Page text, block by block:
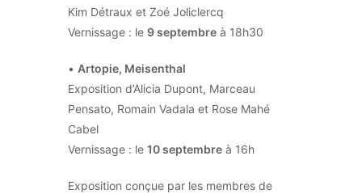
Kim Détraux et Zoé Joliclercq
Vernissage : le 9 septembre à 18h30
• Artopie, Meisenthal
Exposition d’Alicia Dupont, Marceau
Pensato, Romain Vadala et Rose Mahé
Cabel
Vernissage : le 10 septembre à 16h
Exposition conçue par les membres de